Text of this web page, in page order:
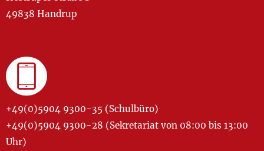
49838 Handrup
+49(0)5904 9300-35 (Schulbüro)
+49(0)5904 9300-28 (Sekretariat von 08:00 bis 13:00
Uhr)